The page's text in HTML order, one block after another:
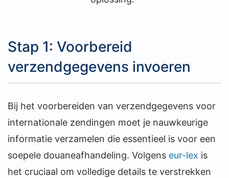
Stap 1: Voorbereid
verzendgegevens invoeren
Bij het voorbereiden van verzendgegevens voor
internationale zendingen moet je nauwkeurige
informatie verzamelen die essentieel is voor een
soepele douaneafhandeling. Volgens eur-lex is
het cruciaal om volledige details te verstrekken